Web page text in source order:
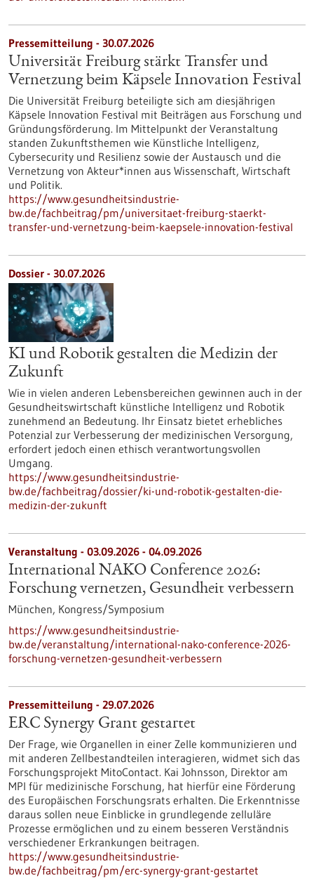
Pressemitteilung - 30.07.2026
Universität Freiburg stärkt Transfer und
Vernetzung beim Käpsele Innovation Festival
Die Universität Freiburg beteiligte sich am diesjährigen
Käpsele Innovation Festival mit Beiträgen aus Forschung und
Gründungsförderung. Im Mittelpunkt der Veranstaltung
standen Zukunftsthemen wie Künstliche Intelligenz,
Cybersecurity und Resilienz sowie der Austausch und die
Vernetzung von Akteur*innen aus Wissenschaft, Wirtschaft
und Politik.
https://www.gesundheitsindustrie-
bw.de/fachbeitrag/pm/universitaet-freiburg-staerkt-
transfer-und-vernetzung-beim-kaepsele-innovation-festival
Dossier - 30.07.2026
KI und Robotik gestalten die Medizin der
Zukunft
Wie in vielen anderen Lebensbereichen gewinnen auch in der
Gesundheitswirtschaft künstliche Intelligenz und Robotik
zunehmend an Bedeutung. Ihr Einsatz bietet erhebliches
Potenzial zur Verbesserung der medizinischen Versorgung,
erfordert jedoch einen ethisch verantwortungsvollen
Umgang.
https://www.gesundheitsindustrie-
bw.de/fachbeitrag/dossier/ki-und-robotik-gestalten-die-
medizin-der-zukunft
Veranstaltung - 03.09.2026 - 04.09.2026
International NAKO Conference 2026:
Forschung vernetzen, Gesundheit verbessern
München, Kongress/Symposium
https://www.gesundheitsindustrie-
bw.de/veranstaltung/international-nako-conference-2026-
forschung-vernetzen-gesundheit-verbessern
Pressemitteilung - 29.07.2026
ERC Synergy Grant gestartet
Der Frage, wie Organellen in einer Zelle kommunizieren und
mit anderen Zellbestandteilen interagieren, widmet sich das
Forschungsprojekt MitoContact. Kai Johnsson, Direktor am
MPI für medizinische Forschung, hat hierfür eine Förderung
des Europäischen Forschungsrats erhalten. Die Erkenntnisse
daraus sollen neue Einblicke in grundlegende zelluläre
Prozesse ermöglichen und zu einem besseren Verständnis
verschiedener Erkrankungen beitragen.
https://www.gesundheitsindustrie-
bw.de/fachbeitrag/pm/erc-synergy-grant-gestartet